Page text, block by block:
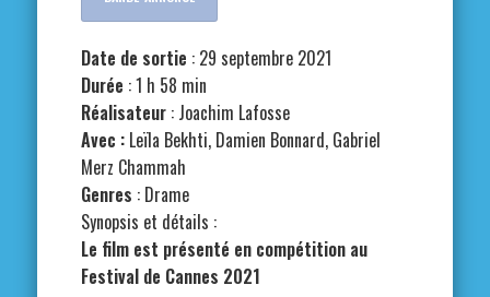
Date de sortie : 29 septembre 2021
Durée : 1 h 58 min
Réalisateur : Joachim Lafosse
Avec : Leïla Bekhti, Damien Bonnard, Gabriel
Merz Chammah
Genres : Drame
Synopsis et détails :
Le film est présenté en compétition au
Festival de Cannes 2021